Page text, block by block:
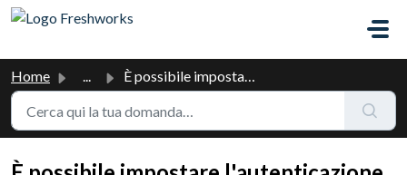
Salta al contenuto principale
Home ... È possibile impostare l'autenticazione a più fattori ...